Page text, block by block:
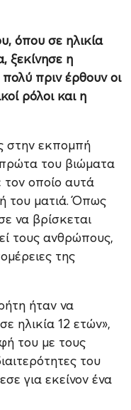
όπου σε ηλικία
ξεκίνησε η
πριν έρθουν οι
ρόλοι και η
στην εκπομπή
του βιώματα
οποίο αυτά
του ματιά. Όπως
να βρίσκεται
τους ανθρώπους,
της
ήταν να
ηλικία 12 ετών»,
του με τους
του
για εκείνον ένα